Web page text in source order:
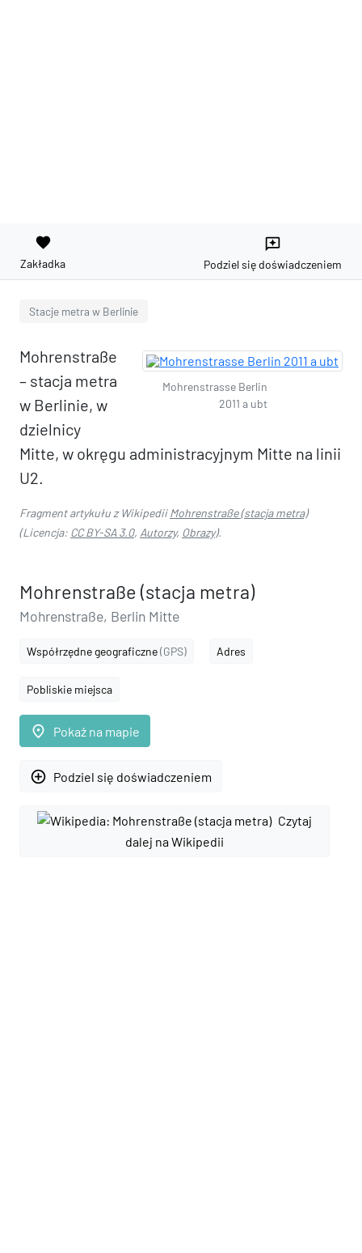
favorite
Zakładka
reviews
Podziel się doświadczeniem
Stacje metra w Berlinie
Mohrenstrasse Berlin
2011 a ubt
Mohrenstraße
– stacja metra
w Berlinie, w
dzielnicy
Mitte, w okręgu administracyjnym Mitte na linii
U2.
Fragment artykułu z WikipediiMohrenstraße (stacja metra)
(Licencja: CC BY-SA 3.0, Autorzy, Obrazy).
Mohrenstraße (stacja metra)
Mohrenstraße, Berlin Mitte
Współrzędne geograficzne(GPS) Adres
Pobliskie miejsca
place Pokaż na mapie
add_circle_outline Podziel się doświadczeniem
Czytaj
dalej na Wikipedii